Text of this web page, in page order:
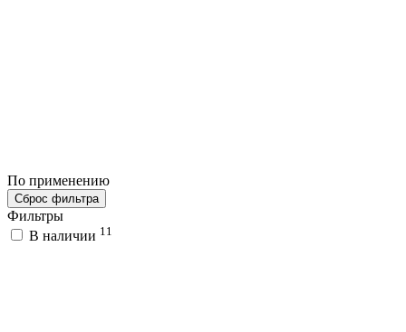
По применению
Сброс фильтра
Фильтры
В наличии 11